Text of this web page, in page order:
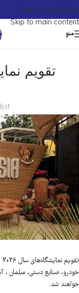
Skip to navigation
Skip to main content
منو
خودرو، صنایع دستی، مبلمان
خواهند شد.